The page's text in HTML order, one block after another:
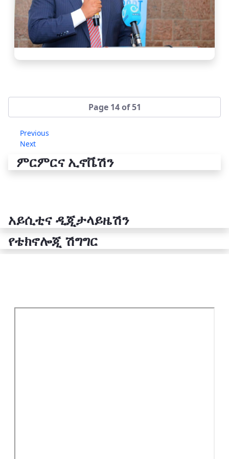
Page 14 of 51
Previous
Next
ምርምርና ኢኖቬሽን
አይሲቲና ዲጂታላይዜሽን
የቴክኖሎጂ ሽግግር